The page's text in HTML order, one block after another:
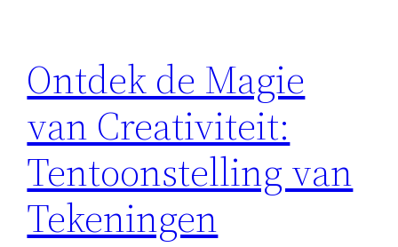
Ontdek de Magie
van Creativiteit:
Tentoonstelling van
Tekeningen